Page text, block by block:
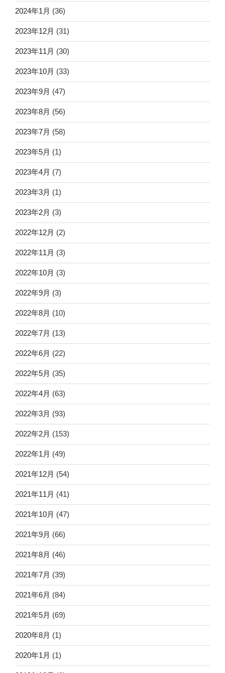
2024年1月 (36)
2023年12月 (31)
2023年11月 (30)
2023年10月 (33)
2023年9月 (47)
2023年8月 (56)
2023年7月 (58)
2023年5月 (1)
2023年4月 (7)
2023年3月 (1)
2023年2月 (3)
2022年12月 (2)
2022年11月 (3)
2022年10月 (3)
2022年9月 (3)
2022年8月 (10)
2022年7月 (13)
2022年6月 (22)
2022年5月 (35)
2022年4月 (63)
2022年3月 (93)
2022年2月 (153)
2022年1月 (49)
2021年12月 (54)
2021年11月 (41)
2021年10月 (47)
2021年9月 (66)
2021年8月 (46)
2021年7月 (39)
2021年6月 (84)
2021年5月 (69)
2020年8月 (1)
2020年1月 (1)